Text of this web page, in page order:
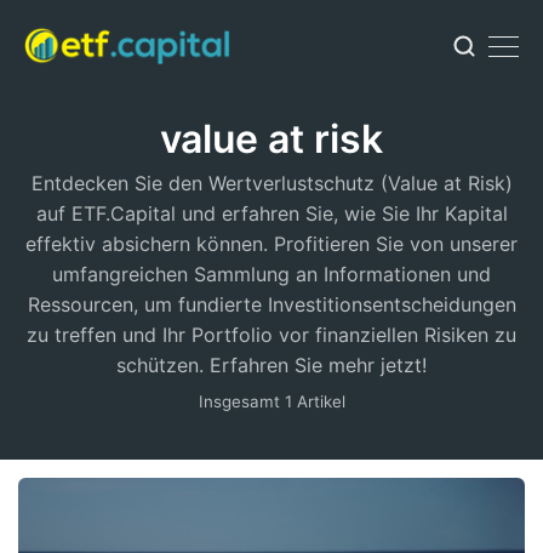
value at risk
Entdecken Sie den Wertverlustschutz (Value at Risk)
auf ETF.Capital und erfahren Sie, wie Sie Ihr Kapital
effektiv absichern können. Profitieren Sie von unserer
umfangreichen Sammlung an Informationen und
Ressourcen, um fundierte Investitionsentscheidungen
zu treffen und Ihr Portfolio vor finanziellen Risiken zu
schützen. Erfahren Sie mehr jetzt!
Insgesamt 1 Artikel